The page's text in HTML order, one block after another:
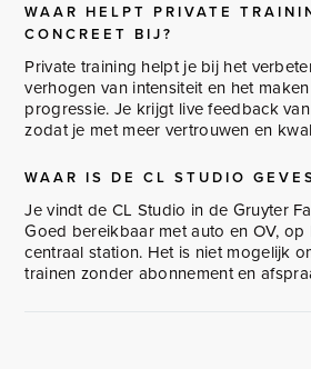
WAAR HELPT PRIVATE
CONCREET BIJ?
Private training helpt je bij het
verhogen van intensiteit en het
progressie. Je krijgt live feedback
zodat je met meer vertrouwen en
WAAR IS DE CL STUDIO
Je vindt de CL Studio in de Gruyter
Goed bereikbaar met auto en OV,
centraal station. Het is niet mogelijk
trainen zonder abonnement en